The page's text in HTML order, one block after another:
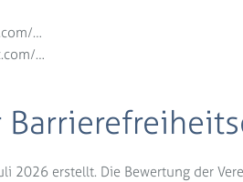
…
…
2026 erstellt. Die Bewertung der